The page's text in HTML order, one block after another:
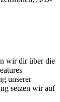
wir dir über die
unserer
setzen wir auf